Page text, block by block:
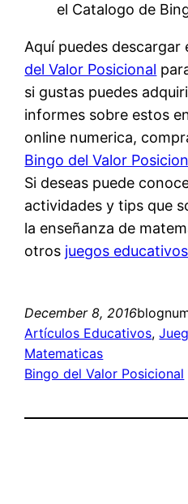
el Catalogo de
Aquí puedes descargar
del Valor Posicional
si gustas puedes
informes sobre estos
online numerica,
Bingo del Valor
Si deseas puede
actividades y tips que
la enseñanza de
otros juegos
December 8, 2016
Artículos Educativos,
Matematicas
Bingo del Valor Posicional